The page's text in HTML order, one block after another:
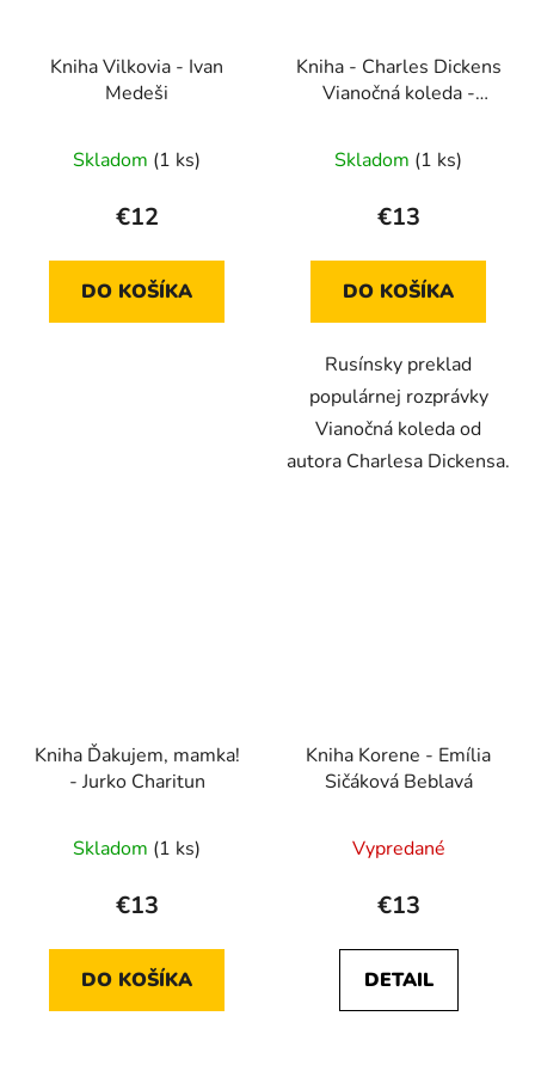
Kniha Vilkovia - Ivan
Medeši
Skladom (1 ks)
€12
DO KOŠÍKA
Kniha - Charles Dickens
Vianočná koleda -
Skladom (1 ks)
€13
DO KOŠÍKA
Rusínsky preklad
populárnej rozprávky
Vianočná koleda od
autora Charlesa Dickensa.
Kniha Ďakujem, mamka!
- Jurko Charitun
Skladom (1 ks)
€13
DO KOŠÍKA
Kniha Korene - Emília
Sičáková Beblavá
Vypredané
€13
DETAIL